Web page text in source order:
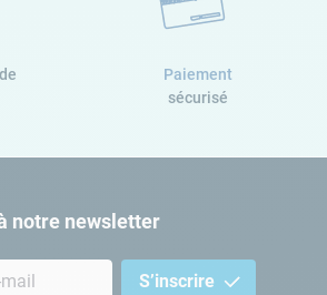
de
Paiement
sécurisé
notre newsletter
S’inscrire